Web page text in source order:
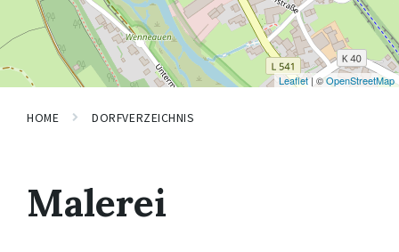
Leaflet| ©OpenStreetMap
HOME DORFVERZEICHNIS
Malerei